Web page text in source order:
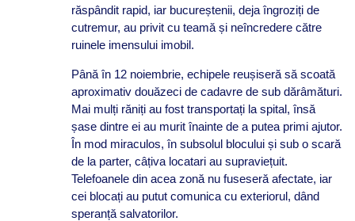
răspândit rapid, iar bucureștenii, deja îngroziți de
cutremur, au privit cu teamă și neîncredere către
ruinele imensului imobil.
Până în 12 noiembrie, echipele reușiseră să scoată
aproximativ douăzeci de cadavre de sub dărâmături.
Mai mulți răniți au fost transportați la spital, însă
șase dintre ei au murit înainte de a putea primi ajutor.
În mod miraculos, în subsolul blocului și sub o scară
de la parter, câțiva locatari au supraviețuit.
Telefoanele din acea zonă nu fuseseră afectate, iar
cei blocați au putut comunica cu exteriorul, dând
speranță salvatorilor.